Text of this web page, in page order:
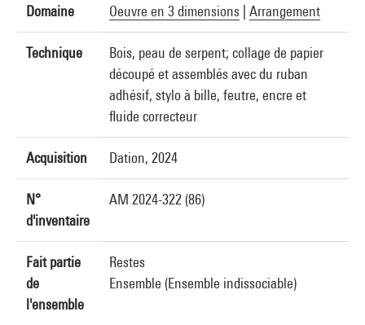
Domaine Oeuvre en 3 dimensions Arrangement
Technique
Bois, peau de serpent; collage de papier
découpé et assemblés avec du ruban
adhésif, stylo à bille, feutre, encre et
fluide correcteur
Acquisition Dation, 2024
N°
d'inventaire
AM 2024-322 (86)
Fait partie
de
l'ensemble
Restes
Ensemble (Ensemble indissociable)